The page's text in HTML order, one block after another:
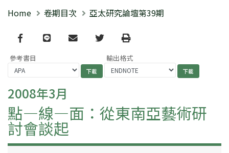
Home 卷期目次 亞太研究論壇第39期
Facebook
line email TwitterPrint
參考書目 輸出格式
2008年3月
點—線—面：從東南亞藝術研
討會談起